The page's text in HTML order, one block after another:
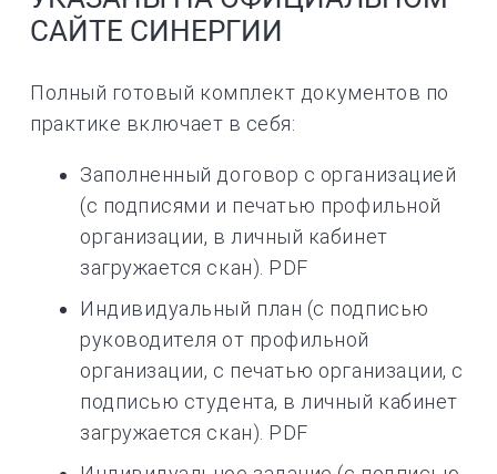
САЙТЕ СИНЕРГИИ
Полный готовый комплект документов по
практике включает в себя:
Заполненный договор с организацией
(с подписями и печатью профильной
организации, в личный кабинет
загружается скан). PDF
Индивидуальный план (с подписью
руководителя от профильной
организации, с печатью организации, с
подписью студента, в личный кабинет
загружается скан). PDF